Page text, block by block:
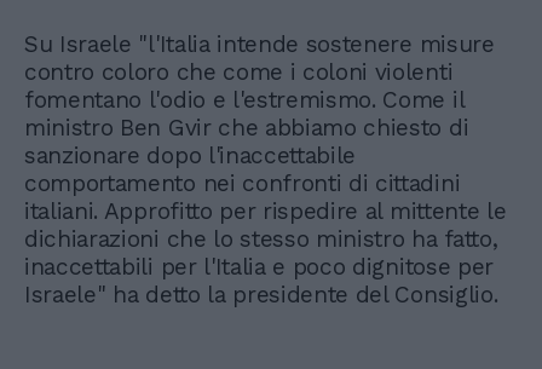
Su Israele "l'Italia intende sostenere misure
contro coloro che come i coloni violenti
fomentano l'odio e l'estremismo. Come il
ministro Ben Gvir che abbiamo chiesto di
sanzionare dopo l'inaccettabile
comportamento nei confronti di cittadini
italiani. Approfitto per rispedire al mittente le
dichiarazioni che lo stesso ministro ha fatto,
inaccettabili per l'Italia e poco dignitose per
Israele" ha detto la presidente del Consiglio.